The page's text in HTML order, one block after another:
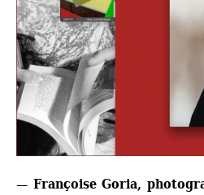
— Françoise Goria,